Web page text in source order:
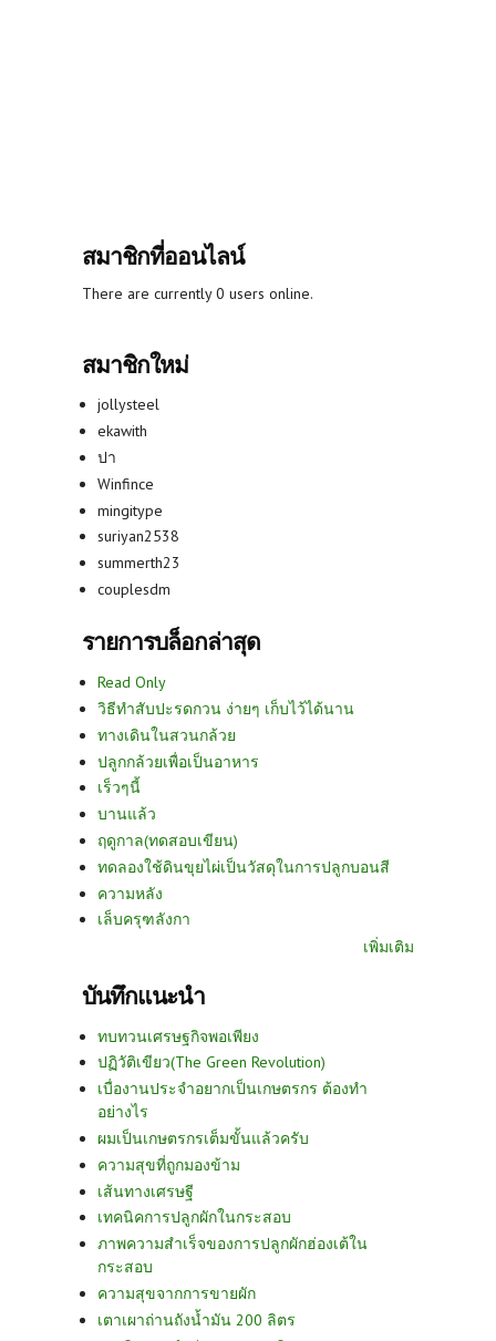
สมาชิกที่ออนไลน์
There are currently 0 users online.
สมาชิกใหม่
jollysteel
ekawith
ปา
Winfince
mingitype
suriyan2538
summerth23
couplesdm
รายการบล็อกล่าสุด
Read Only
วิธีทำสับปะรดกวน ง่ายๆ เก็บไว้ได้นาน
ทางเดินในสวนกล้วย
ปลูกกล้วยเพื่อเป็นอาหาร
เร็วๆนี้
บานแล้ว
ฤดูกาล(ทดสอบเขียน)
ทดลองใช้ดินขุยไผ่เป็นวัสดุในการปลูกบอนสี
ความหลัง
เล็บครุฑลังกา
เพิ่มเติม
บันทึกแนะนำ
ทบทวนเศรษฐกิจพอเพียง
ปฏิวัติเขียว(The Green Revolution)
เบื่องานประจำอยากเป็นเกษตรกร ต้องทำ
อย่างไร
ผมเป็นเกษตรกรเต็มขั้นแล้วครับ
ความสุขที่ถูกมองข้าม
เส้นทางเศรษฐี
เทคนิคการปลูกผักในกระสอบ
ภาพความสำเร็จของการปลูกผักฮ่องเต้ใน
กระสอบ
ความสุขจากการขายผัก
เตาเผาถ่านถังน้ำมัน 200 ลิตร